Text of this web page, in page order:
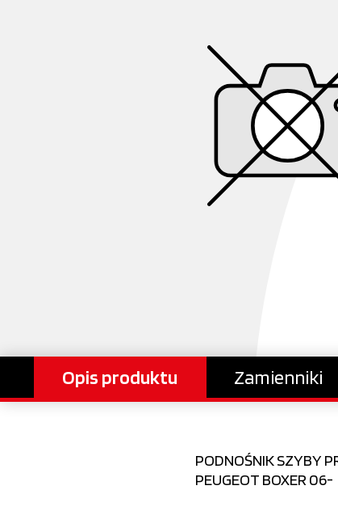
Opis produktu Zamienniki
PODNOŚNIK SZYBY
PEUGEOT BOXER 06-